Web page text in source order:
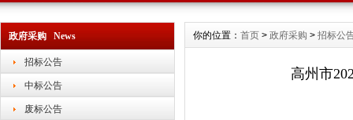
政府采购 News
招标公告
中标公告
废标公告
你的位置： 首页 > 政府采购 > 招标公
高州市